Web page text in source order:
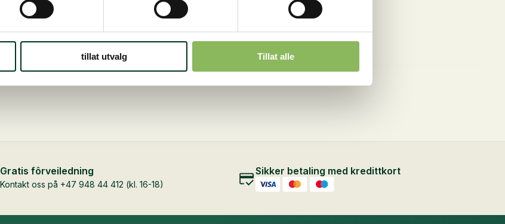
tillat utvalg Tillat alle
Gratis fôrveiledning
Kontakt oss på +47 948 44 412 (kl. 16-18)
Sikker betaling med kredittkort